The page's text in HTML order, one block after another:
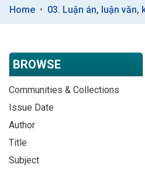
Home 03. Luận án, luận văn,
BROWSE
Communities & Collections
Issue Date
Author
Title
Subject